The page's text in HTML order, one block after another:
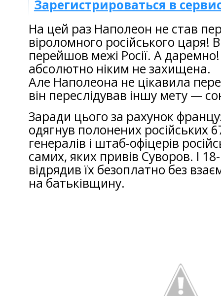
Зарегистрироваться в
На цей раз Наполеон не став
віроломного російського царя!
перейшов межі Росії. А
абсолютно ніким не захищена.
Але Наполеона не цікавила
він переслідував іншу мету —
Заради цього за рахунок
одягнув полонених російських
генералів і штаб-офіцерів
самих, яких привів Суворов. І
відрядив їх безоплатно без
на батьківщину.